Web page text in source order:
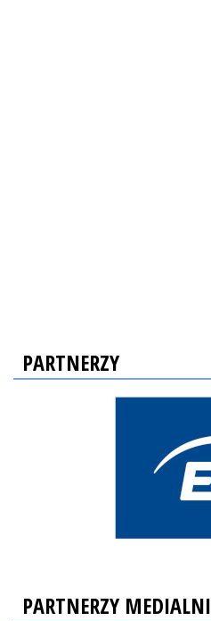
PARTNERZY
PARTNERZY MEDIALNI